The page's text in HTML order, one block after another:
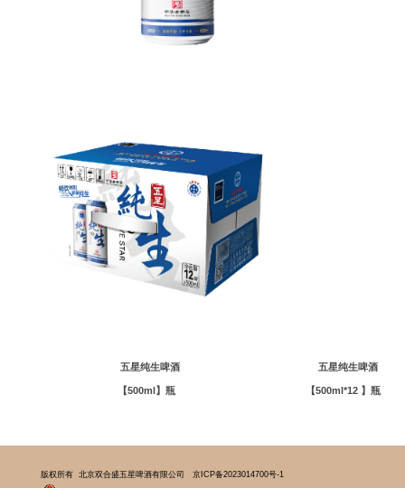
五星纯生啤酒 五星纯生啤酒
【500ml】瓶 【500ml*12 】瓶
版权所有 北京双合盛五星啤酒有限公司 京ICP备2023014700号-1